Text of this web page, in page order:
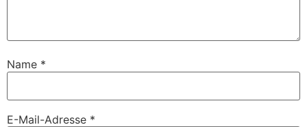
Name *
E-Mail-Adresse *